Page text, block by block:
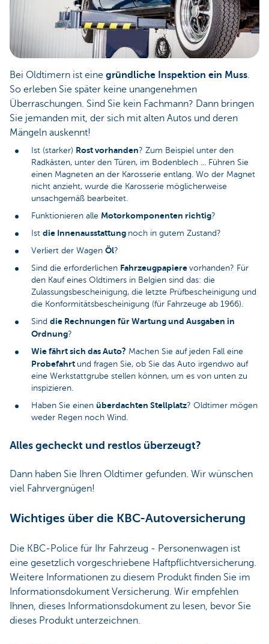
Bei Oldtimern ist eine gründliche Inspektion ein Muss.
So erleben Sie später keine unangenehmen
Überraschungen. Sind Sie kein Fachmann? Dann bringen
Sie jemanden mit, der sich mit alten Autos und deren
Mängeln auskennt!
Ist (starker) Rost vorhanden? Zum Beispiel unter den
Radkästen, unter den Türen, im Bodenblech ... Führen Sie
einen Magneten an der Karosserie entlang. Wo der Magnet
nicht anzieht, wurde die Karosserie möglicherweise
unsachgemäß bearbeitet.
Funktionieren alle Motorkomponenten richtig?
Ist die Innenausstattung noch in gutem Zustand?
Verliert der Wagen Öl?
Sind die erforderlichen Fahrzeugpapiere vorhanden? Für
den Kauf eines Oldtimers in Belgien sind das: die
Zulassungsbescheinigung, die letzte Prüfbescheinigung und
die Konformitätsbescheinigung (für Fahrzeuge ab 1966).
Sind die Rechnungen für Wartung und Ausgaben in
Ordnung?
Wie fährt sich das Auto? Machen Sie auf jeden Fall eine
Probefahrt und fragen Sie, ob Sie das Auto irgendwo auf
eine Werkstattgrube stellen können, um es von unten zu
inspizieren.
Haben Sie einen überdachten Stellplatz? Oldtimer mögen
weder Regen noch Wind.
Alles gecheckt und restlos überzeugt?
Dann haben Sie Ihren Oldtimer gefunden. Wir wünschen
viel Fahrvergnügen!
Wichtiges über die KBC-Autoversicherung
Die KBC-Police für Ihr Fahrzeug - Personenwagen ist
eine gesetzlich vorgeschriebene Haftpflichtversicherung.
Weitere Informationen zu diesem Produkt finden Sie im
Informationsdokument Versicherung. Wir empfehlen
Ihnen, dieses Informationsdokument zu lesen, bevor Sie
dieses Produkt unterzeichnen.